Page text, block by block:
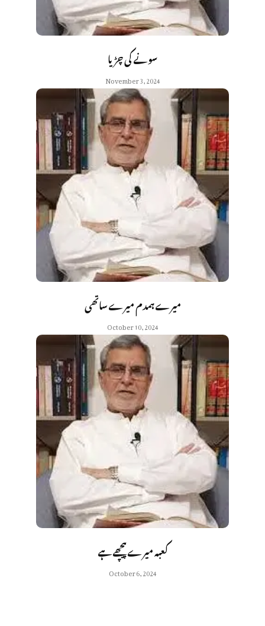
سونے کی چڑیا
November 3, 2024
میرے ہمدم میرے ساتھی
October 10, 2024
کعبہ میرے پیچھے ہے
October 6, 2024